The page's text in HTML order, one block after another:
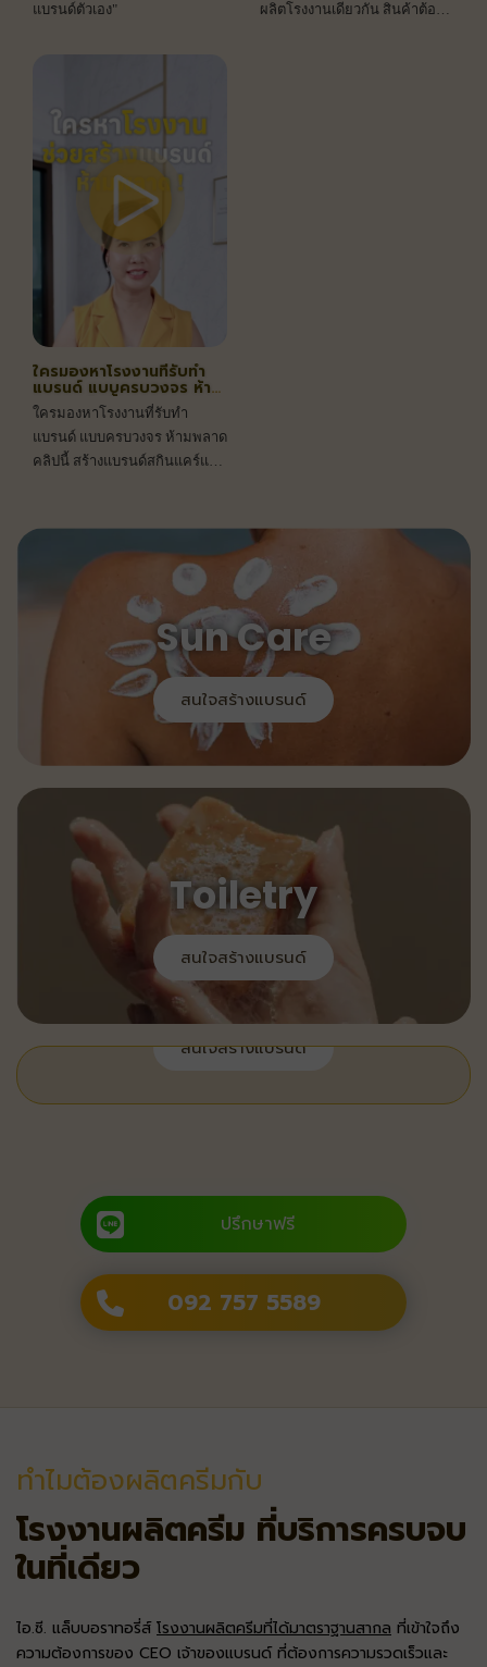
แบรนด์ตัวเอง"
ผลิตโรงงานเดียวกัน สินค้าต้อง
ใครมองหาโรงงานที่รับทำ
แบรนด์ แบบครบวงจร ห้าม
พลาดคลิปนี้
ใครมองหาโรงงานที่รับทำ
แบรนด์ แบบครบวงจร ห้ามพลาด
คลิปนี้ สร้างแบรนด์สกินแคร์และ
วงจร
Sun Care
สนใจสร้างแบรนด์
Toiletry
สนใจสร้างแบรนด์
สนใจสร้างแบรนด์
ปรึกษาฟรี
092 757 5589
ทำไมต้องผลิตครีมกับ
โรงงานผลิตครีม ที่บริการครบจบ
ในที่เดียว
ไอ.ซี. แล็บบอราทอรี่ส์โรงงานผลิตครีมที่ได้มาตราฐานสากล ที่เข้าใจถึง
ความต้องการของ CEO เจ้าของแบรนด์ ที่ต้องการความรวดเร็วและ